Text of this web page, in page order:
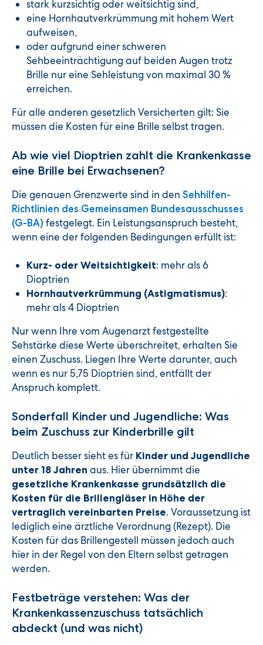
stark kurzsichtig oder weitsichtig sind,
eine Hornhautverkrümmung mit hohem Wert
aufweisen,
oder aufgrund einer schweren
Sehbeeinträchtigung auf beiden Augen trotz
Brille nur eine Sehleistung von maximal 30 %
erreichen.
Für alle anderen gesetzlich Versicherten gilt: Sie
müssen die Kosten für eine Brille selbst tragen.
Ab wie viel Dioptrien zahlt die Krankenkasse
eine Brille bei Erwachsenen?
Die genauen Grenzwerte sind in den Sehhilfen-
Richtlinien des Gemeinsamen Bundesausschusses
(G-BA) festgelegt. Ein Leistungsanspruch besteht,
wenn eine der folgenden Bedingungen erfüllt ist:
Kurz- oder Weitsichtigkeit: mehr als 6
Dioptrien
Hornhautverkrümmung (Astigmatismus):
mehr als 4 Dioptrien
Nur wenn Ihre vom Augenarzt festgestellte
Sehstärke diese Werte überschreitet, erhalten Sie
einen Zuschuss. Liegen Ihre Werte darunter, auch
wenn es nur 5,75 Dioptrien sind, entfällt der
Anspruch komplett.
Sonderfall Kinder und Jugendliche: Was
beim Zuschuss zur Kinderbrille gilt
Deutlich besser sieht es für Kinder und Jugendliche
unter 18 Jahren aus. Hier übernimmt die
gesetzliche Krankenkasse grundsätzlich die
Kosten für die Brillengläser in Höhe der
vertraglich vereinbarten Preise. Voraussetzung ist
lediglich eine ärztliche Verordnung (Rezept). Die
Kosten für das Brillengestell müssen jedoch auch
hier in der Regel von den Eltern selbst getragen
werden.
Festbeträge verstehen: Was der
Krankenkassenzuschuss tatsächlich
abdeckt (und was nicht)